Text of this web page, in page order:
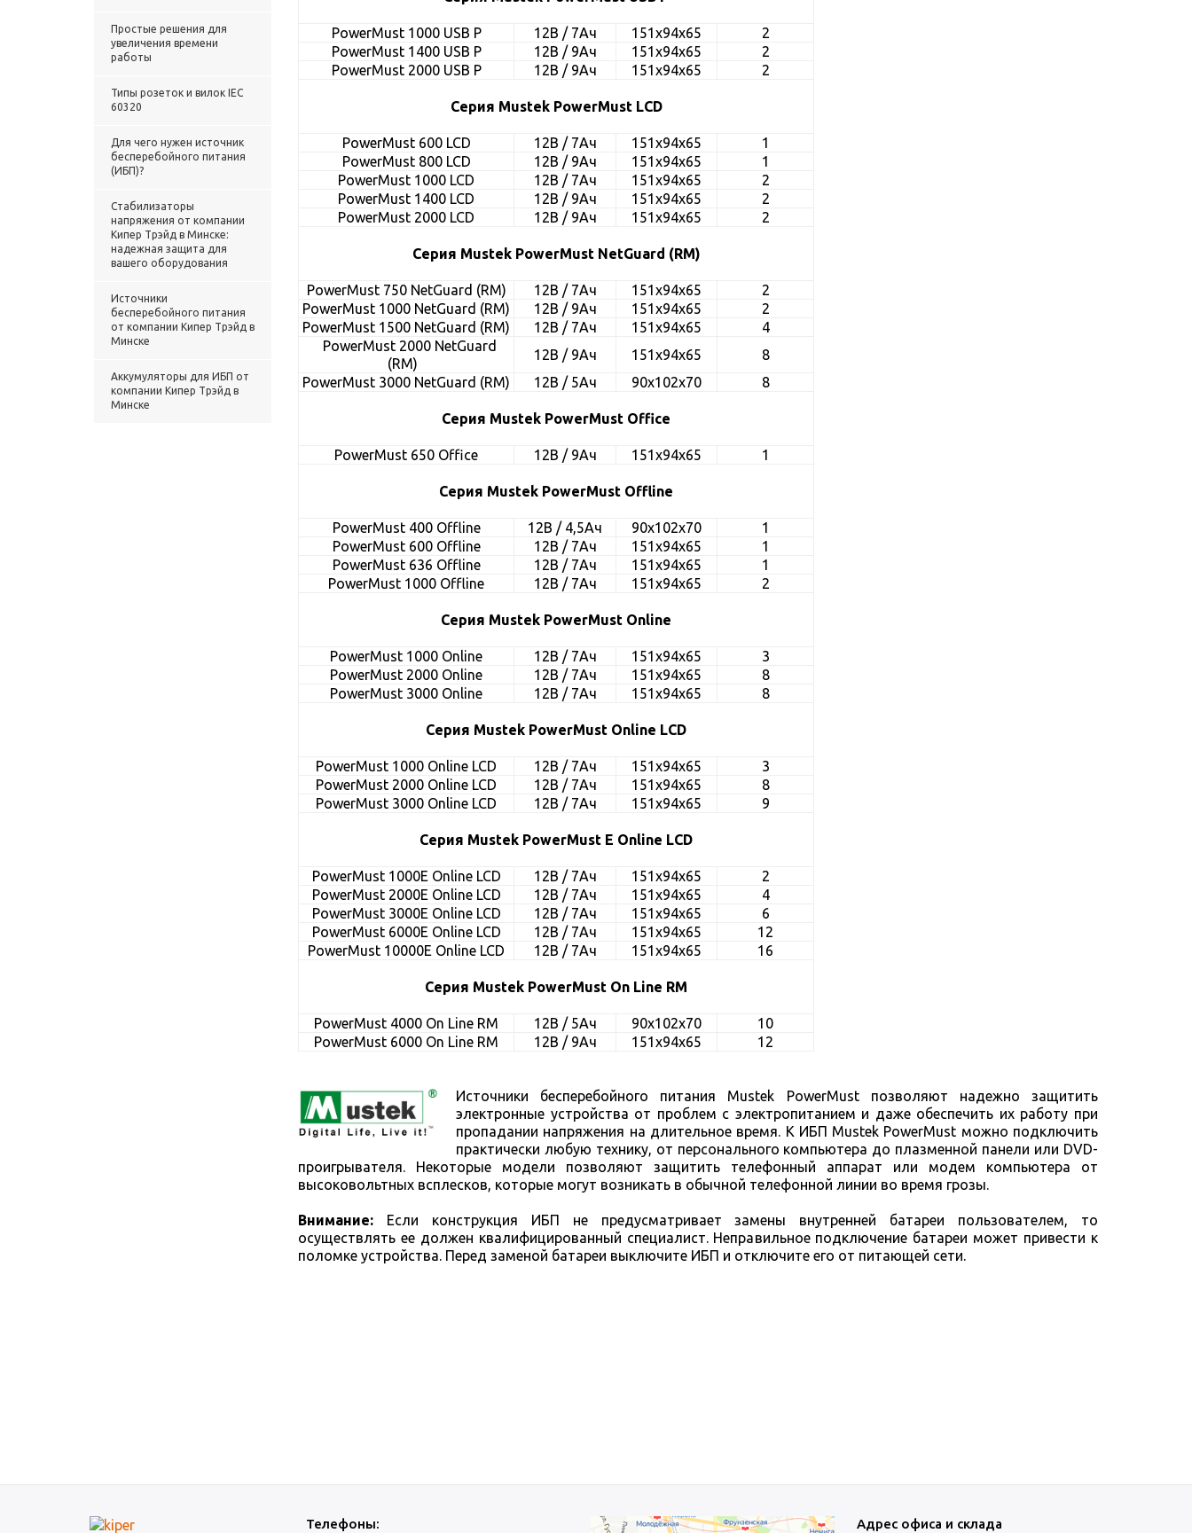
Простые решения для
увеличения времени
работы
Типы розеток и вилок IEC
60320
Для чего нужен источник
бесперебойного питания
(ИБП)?
Стабилизаторы
напряжения от компании
Кипер Трэйд в Минске:
надежная защита для
вашего оборудования
Источники
бесперебойного питания
от компании Кипер Трэйд в
Минске
Аккумуляторы для ИБП от
компании Кипер Трэйд в
Минске
PowerMust 1000 USB P 12В / 7Ач 151x94x65
2
PowerMust 1400 USB P
12В / 9Ач 151x94x65
2
PowerMust 2000 USB P
12В / 9Ач 151x94x65 2
Серия Mustek PowerMust LCD
PowerMust 600 LCD 12В / 7Ач 151x94x65
1
PowerMust 800 LCD
12В / 9Ач 151x94x65
1
PowerMust 1000 LCD
12В / 7Ач 151x94x65
2
PowerMust 1400 LCD
12В / 9Ач 151x94x65
2
PowerMust 2000 LCD
12В / 9Ач 151x94x65 2
Серия Mustek PowerMust NetGuard (RM)
PowerMust 750 NetGuard (RM) 12В / 7Ач 151x94x65
2
PowerMust 1000 NetGuard (RM)
12В / 9Ач 151x94x65
2
PowerMust 1500 NetGuard (RM)
12В / 7Ач 151x94x65
4
PowerMust 2000 NetGuard
(RM)
12В / 9Ач 151x94x65
8
PowerMust 3000 NetGuard (RM)
12В / 5Ач 90x102x70 8
Серия Mustek PowerMust Office
PowerMust 650 Office 12В / 9Ач 151x94x65 1
Серия Mustek PowerMust Offline
PowerMust 400 Offline 12В / 4,5Ач 90x102x70
1
PowerMust 600 Offline
12В / 7Ач 151x94x65
1
PowerMust 636 Offline
12В / 7Ач 151x94x65
1
PowerMust 1000 Offline
12В / 7Ач 151x94x65 2
Серия Mustek PowerMust Online
PowerMust 1000 Online 12В / 7Ач 151x94x65
3
PowerMust 2000 Online
12В / 7Ач 151x94x65
8
PowerMust 3000 Online
12В / 7Ач 151x94x65 8
Серия Mustek PowerMust Online LCD
PowerMust 1000 Online LCD 12В / 7Ач 151x94x65
3
PowerMust 2000 Online LCD
12В / 7Ач 151x94x65
8
PowerMust 3000 Online LCD
12В / 7Ач 151x94x65 9
Серия Mustek PowerMust E Online LCD
PowerMust 1000E Online LCD 12В / 7Ач 151x94x65
2
PowerMust 2000E Online LCD
12В / 7Ач 151x94x65
4
PowerMust 3000E Online LCD
12В / 7Ач 151x94x65
6
PowerMust 6000E Online LCD
12В / 7Ач 151x94x65
12
PowerMust 10000E Online LCD
12В / 7Ач 151x94x65 16
Серия Mustek PowerMust On Line RM
PowerMust 4000 On Line RM 12В / 5Ач 90x102x70
10
PowerMust 6000 On Line RM
12В / 9Ач 151x94x65 12
Источники бесперебойного питания Mustek PowerMust позволяют надежно защитить
электронные устройства от проблем с электропитанием и даже обеспечить их работу при
пропадании напряжения на длительное время. К ИБП Mustek PowerMust можно подключить
практически любую технику, от персонального компьютера до плазменной панели или DVD-
проигрывателя. Некоторые модели позволяют защитить телефонный аппарат или модем компьютера от
высоковольтных всплесков, которые могут возникать в обычной телефонной линии во время грозы.
Внимание: Если конструкция ИБП не предусматривает замены внутренней батареи пользователем, то
осуществлять ее должен квалифицированный специалист. Неправильное подключение батареи может привести к
поломке устройства. Перед заменой батареи выключите ИБП и отключите его от питающей сети.
Телефоны: Адрес офиса и склада